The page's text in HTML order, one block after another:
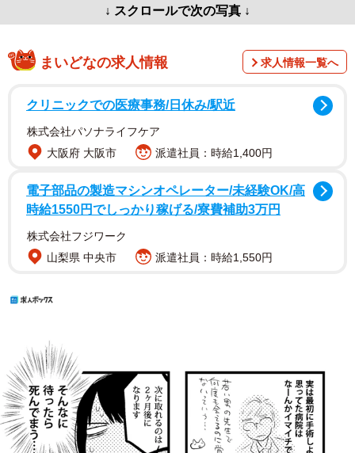
↓ スクロールで次の写真 ↓
まいどなの求人情報 求人情報一覧へ
クリニックでの医療事務/日休み/駅近
株式会社パソナライフケア
大阪府 大阪市
派遣社員：時給1,400円
電子部品の製造マシンオペレーター/未経験OK/高
時給1550円でしっかり稼げる/寮費補助3万円
株式会社フジワーク
山梨県 中央市
派遣社員：時給1,550円